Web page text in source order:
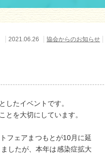
2021.06.26 協会からのお知らせ
したイベントです。
とを大切にしています。
フェアまつもとが10月に延
したが、本年は感染症拡大